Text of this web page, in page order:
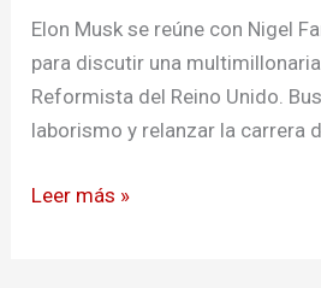
Elon Musk se reúne con Nigel
para discutir una
Reformista del Reino Unido.
laborismo y relanzar la carrera
Partido
Reformista
del
Reino
Leer más »